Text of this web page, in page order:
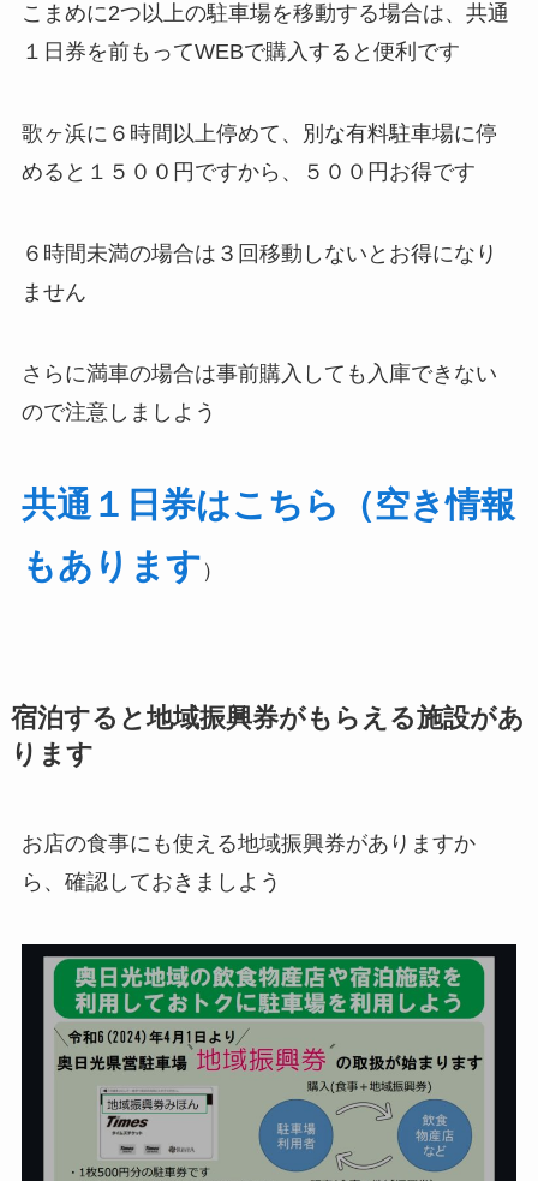
こまめに2つ以上の駐車場を移動する場合は、共通
１日券を前もってWEBで購入すると便利です
歌ヶ浜に６時間以上停めて、別な有料駐車場に停
めると１５００円ですから、５００円お得です
６時間未満の場合は３回移動しないとお得になり
ません
さらに満車の場合は事前購入しても入庫できない
ので注意しましよう
共通１日券はこちら（空き情報
もあります ）
宿泊すると地域振興券がもらえる施設があ
ります
お店の食事にも使える地域振興券がありますか
ら、確認しておきましよう